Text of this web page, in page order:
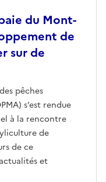
du Mont-
de
sur de
pêches
s’est rendue
à la rencontre
de
de ce
et